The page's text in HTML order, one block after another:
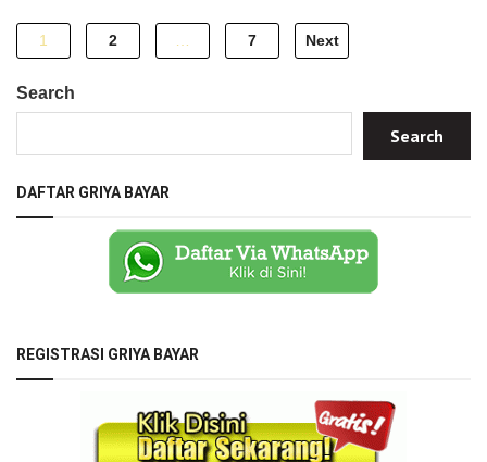
Posts
pagination
1 2 7 Next
Search
Search
DAFTAR GRIYA BAYAR
REGISTRASI GRIYA BAYAR